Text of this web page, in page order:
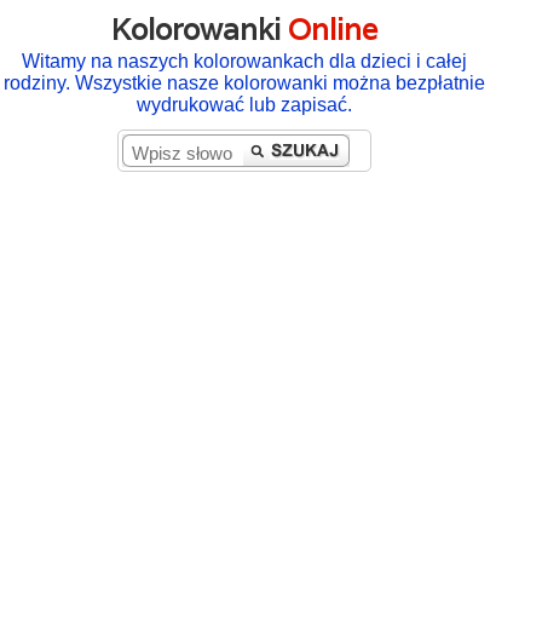
Kolorowanki Online
Witamy na naszych kolorowankach dla dzieci i całej
rodziny. Wszystkie nasze kolorowanki można bezpłatnie
wydrukować lub zapisać.